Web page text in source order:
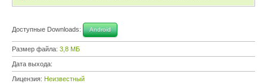
Доступные Downloads: Android
Размер файла: 3,8 МБ
Дата выхода:
Лицензия: Неизвестный